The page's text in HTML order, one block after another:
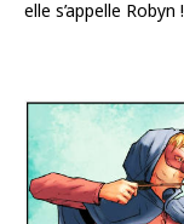
elle s’appelle Robyn !